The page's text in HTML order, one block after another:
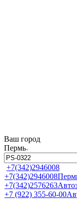
Ваш город
Пермь
+7(342)2946008
+7(342)2946008
+7(342)2576263
+7 (922) 355-60-00